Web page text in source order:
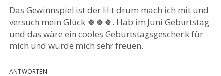
Das Gewinnspiel ist der Hit drum mach ich mit und
versuch mein Glück 🍀🍀🍀. Hab im Juni Geburtstag
und das wäre ein cooles Geburtstagsgeschenk für
mich und würde mich sehr freuen.
ANTWORTEN